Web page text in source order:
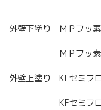
外壁下塗り ＭＰフッ
ＭＰフッ素中塗
外壁上塗り KFセミ
KFセミフロン